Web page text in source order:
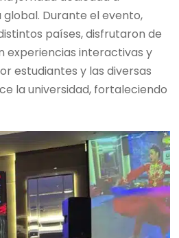
Durante el evento,
países, disfrutaron de
experiencias interactivas y
estudiantes y las diversas
la universidad, fortaleciendo